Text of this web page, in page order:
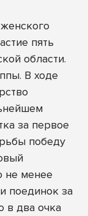
пять
области.
В ходе
за первое
победу
не менее
поединок за
в два очка